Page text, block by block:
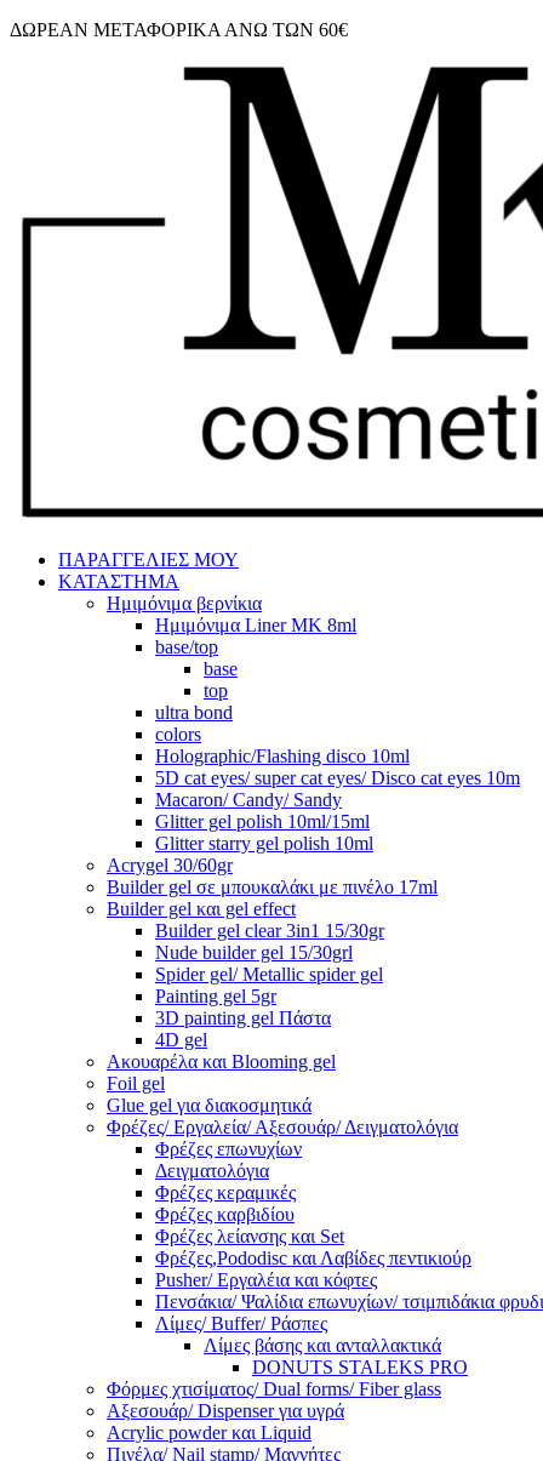
Μετάβαση
ΔΩΡΕΑΝ ΜΕΤΑΦΟΡΙΚΑ ΑΝΩ ΤΩΝ 60€
ΠΑΡΑΓΓΕΛΙΕΣ ΜΟΥ
ΚΑΤΑΣΤΗΜΑ
Ημιμόνιμα βερνίκια
Ημιμόνιμα Liner ΜΚ 8ml
base/top
base
top
ultra bond
colors
Holographic/Flashing disco 10ml
5D cat eyes/ super cat eyes/ Disco cat eyes 10m
Macaron/ Candy/ Sandy
Glitter gel polish 10ml/15ml
Glitter starry gel polish 10ml
Acrygel 30/60gr
Builder gel σε μπουκαλάκι με πινέλο 17ml
Builder gel και gel effect
Builder gel clear 3in1 15/30gr
Nude builder gel 15/30grl
Spider gel/ Metallic spider gel
Painting gel 5gr
3D painting gel Πάστα
4D gel
Ακουαρέλα και Blooming gel
Foil gel
Glue gel για διακοσμητικά
Φρέζες/ Εργαλεία/ Αξεσουάρ/ Δειγματολόγια
Φρέζες επωνυχίων
Δειγματολόγια
Φρέζες κεραμικές
Φρέζες καρβιδίου
Φρέζες λείανσης και Set
Φρέζες,Pododisc και Λαβίδες πεντικιούρ
Pusher/ Εργαλέια και κόφτες
Πενσάκια/ Ψαλίδια επωνυχίων/ τσιμπιδάκια
Λίμες/ Buffer/ Ράσπες
Λίμες βάσης και ανταλλακτικά
DONUTS STALEKS PRO
Φόρμες χτισίματος/ Dual forms/ Fiber glass
Αξεσουάρ/ Dispenser για υγρά
Acrylic powder και Liquid
Πινέλα/ Nail stamp/ Μαγνήτες